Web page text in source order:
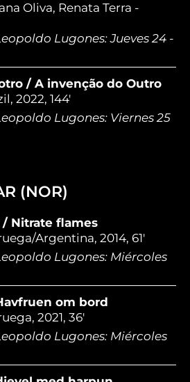
Oliva, Renata Terra -
Lugones: Jueves 24 -
/ A invenção do Outro
2022, 144'
Lugones: Viernes 25
(NOR)
Nitrate flames
Argentina, 2014, 61'
Lugones: Miércoles
om bord
2021, 36'
Lugones: Miércoles